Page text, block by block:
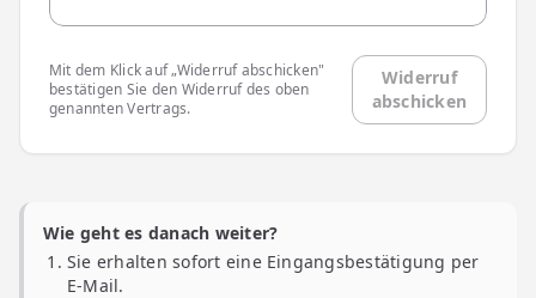
Mit dem Klick auf „Widerruf abschicken"
bestätigen Sie den Widerruf des oben
genannten Vertrags.
Widerruf
abschicken
Wie geht es danach weiter?
Sie erhalten sofort eine Eingangsbestätigung per
E-Mail.